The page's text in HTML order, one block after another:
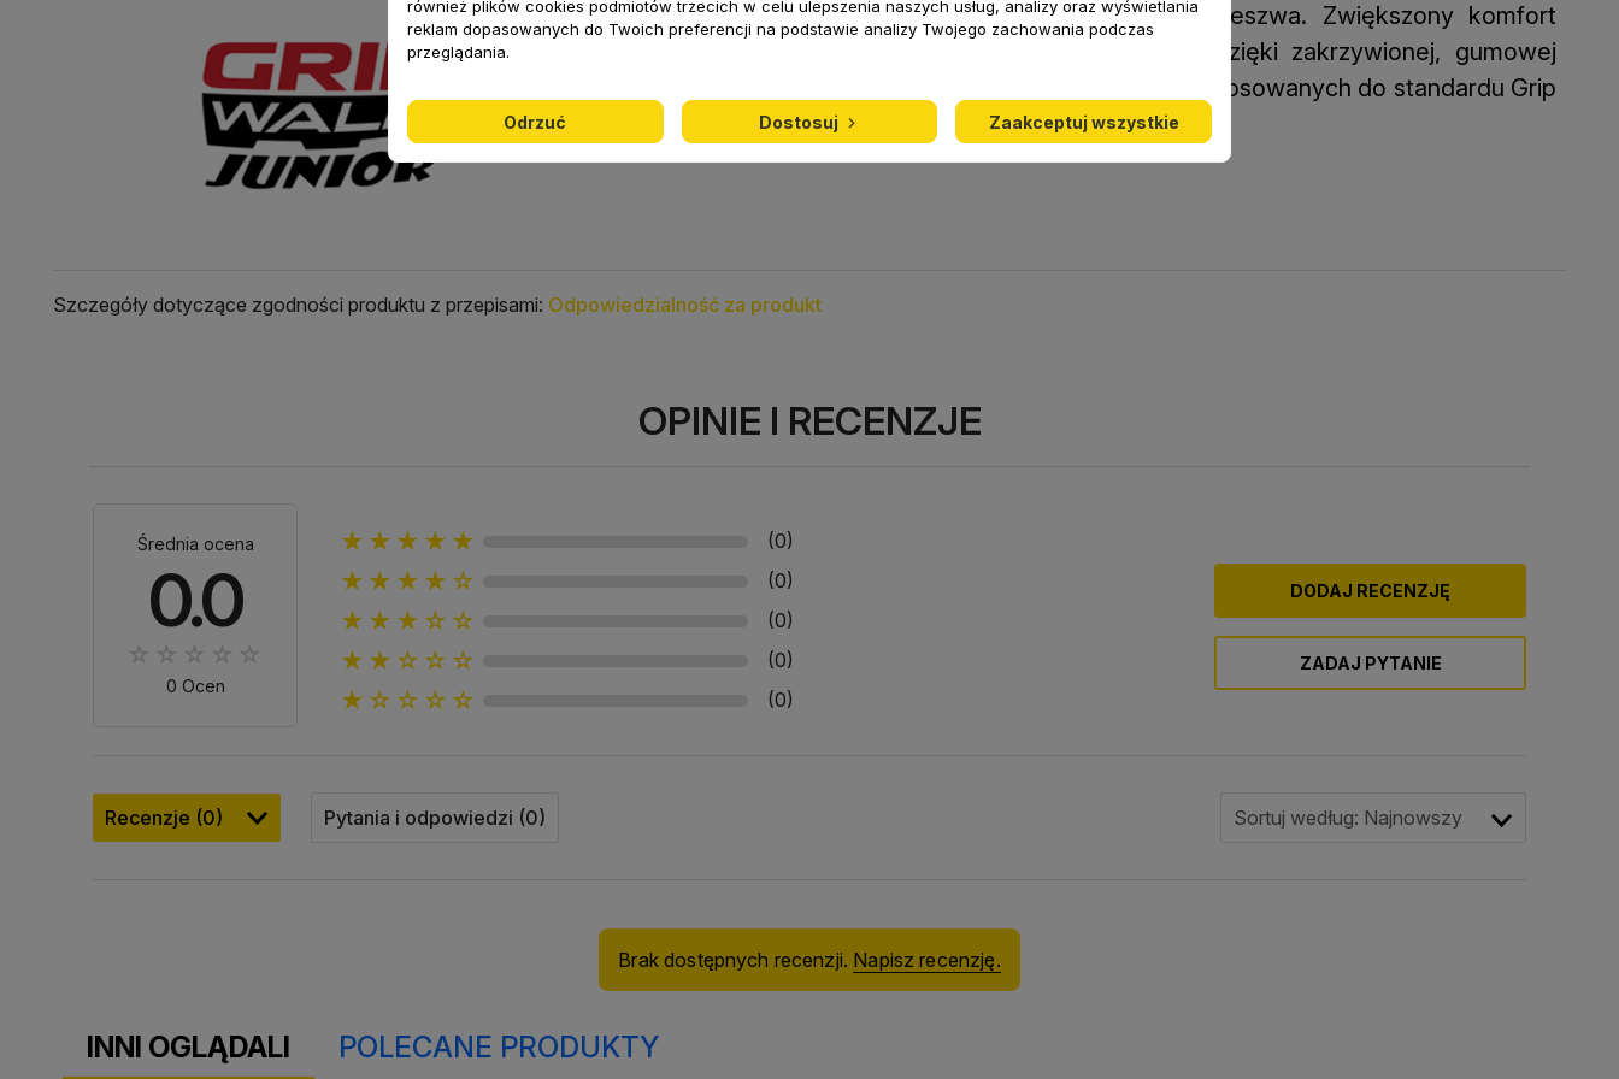
Dobrze wyprofilowana oraz antypoślizgowa podeszwa. Zwiększony komfort
podczas chodzenia i naturalne poruszanie się dzięki zakrzywionej, gumowej
podeszwie.Brak konieczności regulacji wiązań dostosowanych do standardu Grip
Szczegóły dotyczące zgodności produktu z przepisami: Odpowiedzialność za produkt
OPINIE I RECENZJE
Średnia ocena
0.0
0 Ocen
★★★★★ (0)
★★★★☆ (0)
★★★☆☆ (0)
★★☆☆☆ (0)
★☆☆☆☆ (0)
DODAJ RECENZJĘ
ZADAJ PYTANIE
Recenzje (0) Pytania i odpowiedzi (0) Sortuj według: Najnowszy
Brak dostępnych recenzji. Napisz recenzję.
INNI OGLĄDALI POLECANE PRODUKTY
również plików cookies podmiotów trzecich w celu ulepszenia naszych usług, analizy oraz wyświetlania
reklam dopasowanych do Twoich preferencji na podstawie analizy Twojego zachowania podczas
przeglądania.
Odrzuć Dostosuj Zaakceptuj wszystkie